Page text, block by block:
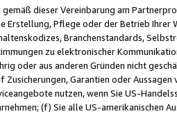
gemäß dieser Vereinbarung am
Erstellung, Pflege oder der Betrieb
Branchenstandards,
zu elektronischer
oder aus anderen Gründen nicht
Garantien oder
nutzen, wenn Sie US-
(f) Sie alle US-amerikanischen